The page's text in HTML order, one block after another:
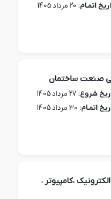
اتمـام: 20 مرداد 1405
صنعت ساختمان
شروع: 27 مرداد 1405
اتمـام: 30 مرداد 1405
،کامپیوتر ،